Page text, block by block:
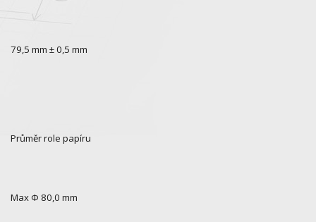
79,5 mm ± 0,5 mm
Průměr role papíru
Max Φ 80,0 mm